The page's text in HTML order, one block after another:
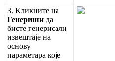
3. Кликните на
Генериши да
бисте генерисали
извештаје на
основу
параметара које